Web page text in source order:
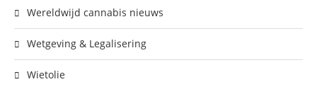
Wereldwijd cannabis nieuws
Wetgeving & Legalisering
Wietolie